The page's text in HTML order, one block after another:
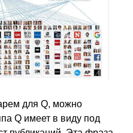
для Q, можно
Q имеет в виду под